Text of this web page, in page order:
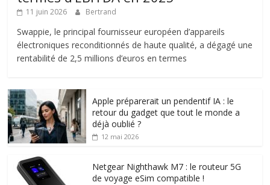
11 juin 2026 Bertrand
Swappie, le principal fournisseur européen d’appareils
électroniques reconditionnés de haute qualité, a dégagé une
rentabilité de 2,5 millions d’euros en termes
Apple préparerait un pendentif IA : le
retour du gadget que tout le monde a
déjà oublié ?
12 mai 2026
Netgear Nighthawk M7 : le routeur 5G
de voyage eSim compatible !